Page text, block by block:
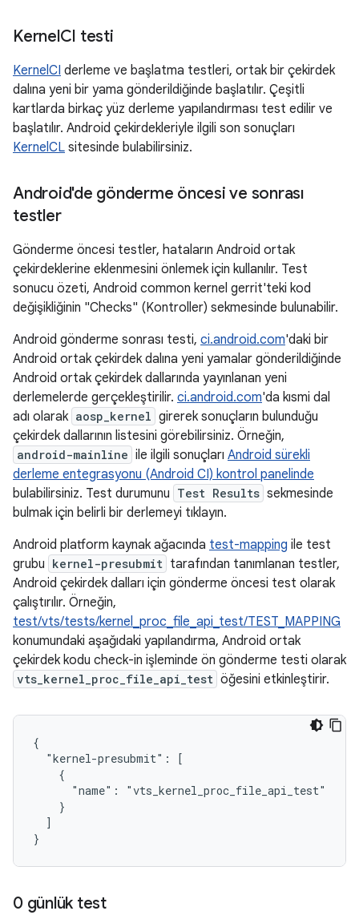
KernelCI testi
KernelCI derleme ve başlatma testleri, ortak bir çekirdek
dalına yeni bir yama gönderildiğinde başlatılır. Çeşitli
kartlarda birkaç yüz derleme yapılandırması test edilir ve
başlatılır. Android çekirdekleriyle ilgili son sonuçları
KernelCL sitesinde bulabilirsiniz.
Android'de gönderme öncesi ve sonrası
testler
Gönderme öncesi testler, hataların Android ortak
çekirdeklerine eklenmesini önlemek için kullanılır. Test
sonucu özeti, Android common kernel gerrit'teki kod
değişikliğinin "Checks" (Kontroller) sekmesinde bulunabilir.
Android gönderme sonrası testi, ci.android.com'daki bir
Android ortak çekirdek dalına yeni yamalar gönderildiğinde
Android ortak çekirdek dallarında yayınlanan yeni
derlemelerde gerçekleştirilir. ci.android.com'da kısmi dal
adı olarak aosp_kernel girerek sonuçların bulunduğu
çekirdek dallarının listesini görebilirsiniz. Örneğin,
android-mainline ile ilgili sonuçları Android sürekli
derleme entegrasyonu (Android CI) kontrol panelinde
bulabilirsiniz. Test durumunu Test Results sekmesinde
bulmak için belirli bir derlemeyi tıklayın.
Android platform kaynak ağacında test-mapping ile test
grubu kernel-presubmit tarafından tanımlanan testler,
Android çekirdek dalları için gönderme öncesi test olarak
çalıştırılır. Örneğin,
test/vts/tests/kernel_proc_file_api_test/TEST_MAPPING
konumundaki aşağıdaki yapılandırma, Android ortak
çekirdek kodu check-in işleminde ön gönderme testi olarak
vts_kernel_proc_file_api_test öğesini etkinleştirir.
{
  "kernel-presubmit": [
    {
      "name": "vts_kernel_proc_file_api_test"
    }
  ]
0 günlük test